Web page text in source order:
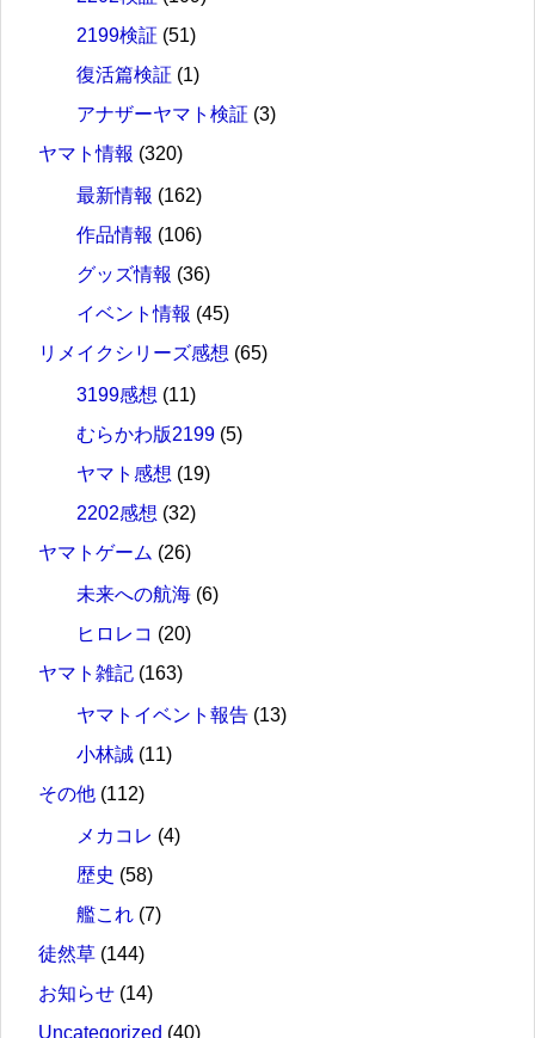
2199検証 (51)
復活篇検証 (1)
アナザーヤマト検証 (3)
ヤマト情報 (320)
最新情報 (162)
作品情報 (106)
グッズ情報 (36)
イベント情報 (45)
リメイクシリーズ感想 (65)
3199感想 (11)
むらかわ版2199 (5)
ヤマト感想 (19)
2202感想 (32)
ヤマトゲーム (26)
未来への航海 (6)
ヒロレコ (20)
ヤマト雑記 (163)
ヤマトイベント報告 (13)
小林誠 (11)
その他 (112)
メカコレ (4)
歴史 (58)
艦これ (7)
徒然草 (144)
お知らせ (14)
Uncategorized (40)